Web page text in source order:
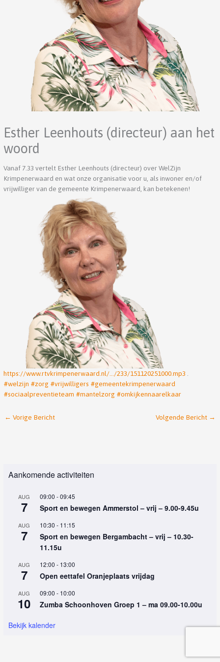
Esther Leenhouts (directeur) aan het
woord
Vanaf 7.33 vertelt Esther Leenhouts (directeur) over WelZijn
Krimpenerwaard en wat onze organisatie voor u, als inwoner en/of
vrijwilliger van de gemeente Krimpenerwaard, kan betekenen!
https://www.rtvkrimpenerwaard.nl/…/233/151120251000.mp3
#welzijn #zorg #vrijwilligers #gemeentekrimpenerwaard
#sociaalpreventieteam #mantelzorg #omkijkennaarelkaar
← Vorige Bericht Volgende Bericht →
Aankomende activiteiten
AUG
7
09:00 -09:45
Sport en bewegen Ammerstol – vrij – 9.00-9.45u
AUG
7
10:30 - 11:15
Sport en bewegen Bergambacht – vrij – 10.30-
11.15u
AUG
7
12:00 - 13:00
Open eettafel Oranjeplaats vrijdag
AUG
10
09:00 - 10:00
Zumba Schoonhoven Groep 1 – ma 09.00-10.00u
Bekijk kalender